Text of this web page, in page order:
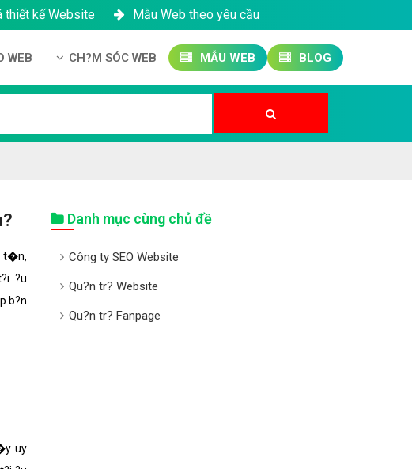
thiết kế Website Mẫu Web theo yêu cầu
WEB CH?M SÓC WEB MẪU WEB BLOG
t�n,
?u
b?n
uy
Danh mục cùng chủ đề
Công ty SEO Website
Qu?n tr? Website
Qu?n tr? Fanpage